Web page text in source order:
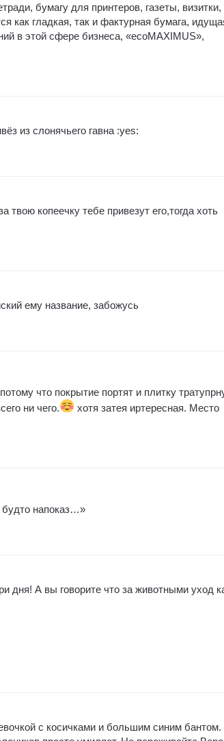
бумагу для принтеров, газеты, визитки,
как гладкая, так и фактурная бумага,
в этой сфере бизнеса, «ecoMAXIMUS»,
из слонячьего гавна :yes:
твою копеечку тебе привезут его,тогда хоть
ему название, забожусь
что покрытие портят и плитку
ни чего.
хотя затея иртересная. Место
напоказ…»
дня! А вы говорите что за животными уход
с косичками и большим синим бантом.